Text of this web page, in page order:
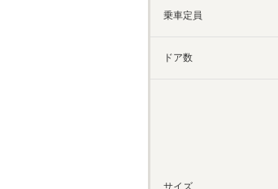
乗車定員
ドア数
サイズ